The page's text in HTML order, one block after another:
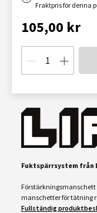
Fraktpris för denna
105,00 kr
Fuktspärrsystem från
Förstärkningsmanschett
manschetter för tätning
Fullständig